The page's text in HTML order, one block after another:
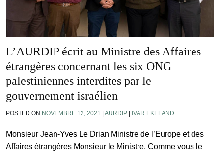
L’AURDIP écrit au Ministre des Affaires
étrangères concernant les six ONG
palestiniennes interdites par le
gouvernement israélien
POSTED ON NOVEMBRE 12, 2021 AURDIP IVAR EKELAND
Monsieur Jean-Yves Le Drian Ministre de l’Europe et des
Affaires étrangères Monsieur le Ministre, Comme vous le